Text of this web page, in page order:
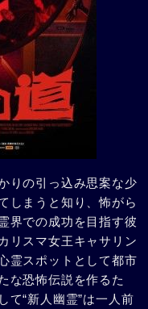
りの引っ込み思案な少
しまうと知り、怖がら
界での成功を目指す彼
リスマ女王キャサリン
霊スポットとして都市
な恐怖伝説を作るた
て“新人幽霊”は一人前